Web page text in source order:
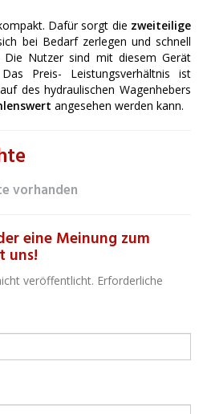
Dafür sorgt die zweiteilige
bei Bedarf zerlegen und schnell
Die Nutzer sind mit diesem Gerät
Preis- Leistungsverhältnis ist
des hydraulischen Wagenhebers
angesehen werden kann.
vorhanden
eine Meinung zum
uns!
veröffentlicht. Erforderliche